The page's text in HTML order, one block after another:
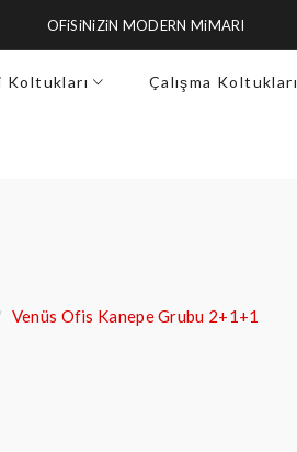
OFiSiNiZiN MODERN MiMARI
Koltukları Çalışma Koltukları
Venüs Ofis Kanepe Grubu 2+1+1